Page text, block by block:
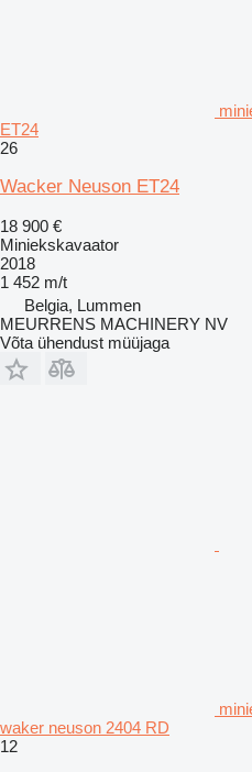
ET24
26
Wacker Neuson ET24
18 900 €
Miniekskavaator
2018
1 452 m/t
Belgia, Lummen
MEURRENS MACHINERY NV
Võta ühendust müüjaga
waker neuson 2404 RD
12